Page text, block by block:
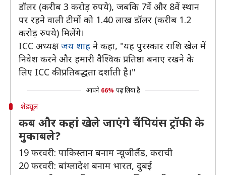
डॉलर (करीब 3 करोड़ रुपये), जबकि 7वें और 8वें स्थान
पर रहने वाली टीमों को 1.40 लाख डॉलर (करीब 1.2
करोड़ रुपये) मिलेंगे।
ICC अध्यक्षजय शाह ने कहा, "यह पुरस्कार राशि खेल में
निवेश करने और हमारी वैश्विक प्रतिष्ठा बनाए रखने के
लिए ICC की प्रतिबद्धता दर्शाती है।"
आपने 66% पढ़ लिया है
शेड्यूल
कब और कहां खेले जाएंगे चैंपियंस ट्रॉफी के
मुकाबले?
19 फरवरी: पाकिस्तान बनाम न्यूजीलैंड, कराची
20 फरवरी: बांग्लादेश बनाम भारत, दुबई